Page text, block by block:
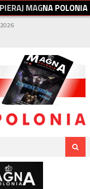
PIERAJMAGNAPOLONIA